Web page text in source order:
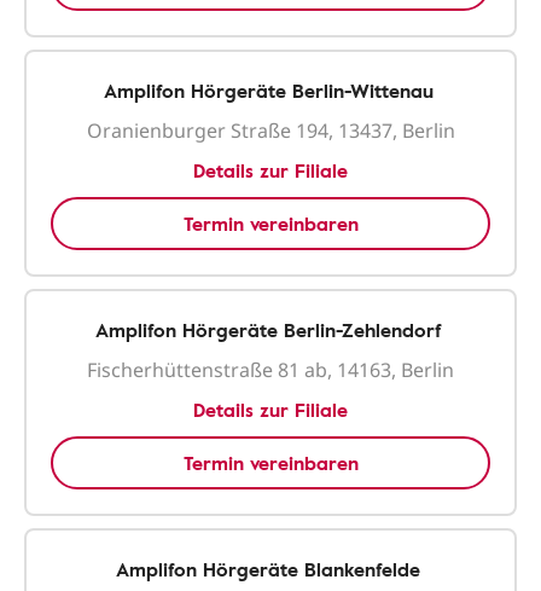
Amplifon Hörgeräte Berlin-Wittenau
Oranienburger Straße 194, 13437, Berlin
Details zur Filiale
Termin vereinbaren
Amplifon Hörgeräte Berlin-Zehlendorf
Fischerhüttenstraße 81 ab, 14163, Berlin
Details zur Filiale
Termin vereinbaren
Amplifon Hörgeräte Blankenfelde